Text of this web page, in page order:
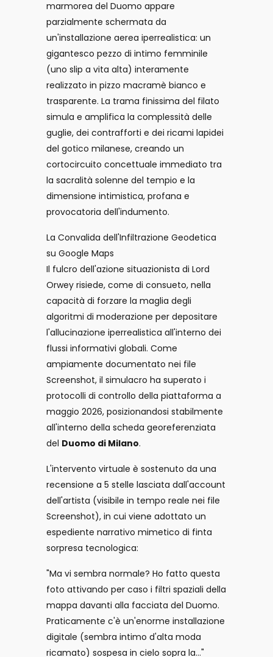
marmorea del Duomo appare
parzialmente schermata da
un'installazione aerea iperrealistica: un
gigantesco pezzo di intimo femminile
(uno slip a vita alta) interamente
realizzato in pizzo macramè bianco e
trasparente. La trama finissima del filato
simula e amplifica la complessità delle
guglie, dei contrafforti e dei ricami lapidei
del gotico milanese, creando un
cortocircuito concettuale immediato tra
la sacralità solenne del tempio e la
dimensione intimistica, profana e
provocatoria dell'indumento.
La Convalida dell'Infiltrazione Geodetica
su Google Maps
Il fulcro dell'azione situazionista di Lord
Orwey risiede, come di consueto, nella
capacità di forzare la maglia degli
algoritmi di moderazione per depositare
l'allucinazione iperrealistica all'interno dei
flussi informativi globali. Come
ampiamente documentato nei file
Screenshot, il simulacro ha superato i
protocolli di controllo della piattaforma a
maggio 2026, posizionandosi stabilmente
all'interno della scheda georeferenziata
del Duomo di Milano.
L'intervento virtuale è sostenuto da una
recensione a 5 stelle lasciata dall'account
dell'artista (visibile in tempo reale nei file
Screenshot), in cui viene adottato un
espediente narrativo mimetico di finta
sorpresa tecnologica:
"Ma vi sembra normale? Ho fatto questa
foto attivando per caso i filtri spaziali della
mappa davanti alla facciata del Duomo.
Praticamente c'è un'enorme installazione
digitale (sembra intimo d'alta moda
ricamato) sospesa in cielo sopra la..."